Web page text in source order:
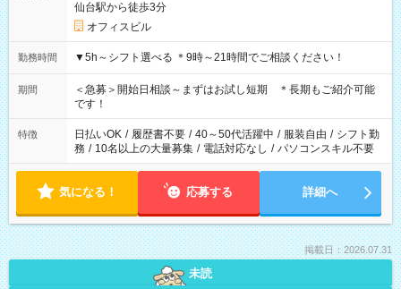
仙台駅から徒歩3分
オフィスビル
勤務時間 ▼5h～シフト選べる ＊9時～21時間でご相談ください！
期間
＜急募＞開始日相談～まずはお試し短期 ＊長期もご紹介可能
です！
特徴 日払いOK / 履歴書不要 / 40～50代活躍中 / 服装自由 / シフト勤
務 / 10名以上の大量募集 / 電話対応なし / パソコンスキル不要
気になる！ 応募する 詳細へ
掲載日：2026.07.31
未読